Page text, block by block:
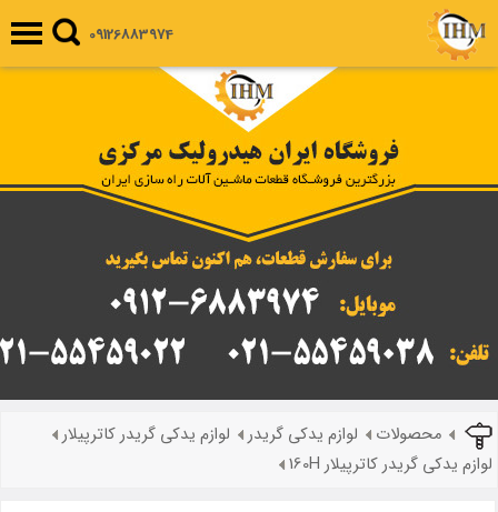
09126883974
محصولات لوازم یدکی گریدر
لوازم یدکی گریدر کاترپیلار
لوازم یدکی گریدر کاترپیلار 160H